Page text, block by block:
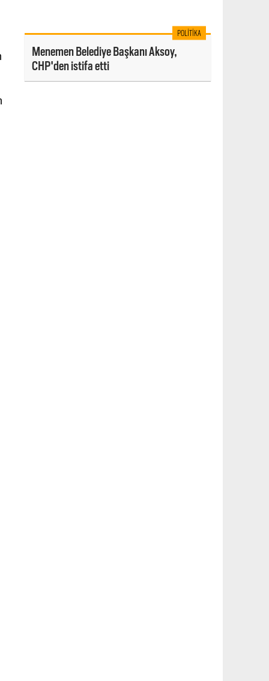
POLITIKA
Menemen Belediye Başkanı Aksoy,
CHP'den istifa etti